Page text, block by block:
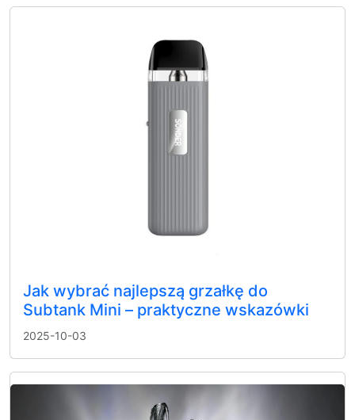
Jak wybrać najlepszą grzałkę do
Subtank Mini – praktyczne wskazówki
2025-10-03